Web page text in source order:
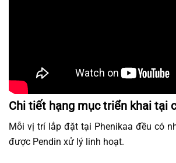
Chi tiết hạng mục triển khai tại
Mỗi vị trí lắp đặt tại Phenikaa đều có
được Pendin xử lý linh hoạt.